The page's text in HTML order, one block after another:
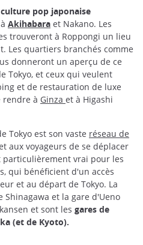
pop japonaise
à Akihabara et Nakano. Les
trouveront à Roppongi un lieu
Les quartiers branchés comme
donneront un aperçu de ce
Tokyo, et ceux qui veulent
et de restauration de luxe
rendre à Ginza et à Higashi
Tokyo est son vaste réseau de
aux voyageurs de se déplacer
particulièrement vrai pour les
qui bénéficient d'un accès
et au départ de Tokyo. La
Shinagawa et la gare d'Ueno
et sont les gares de
(et de Kyoto).